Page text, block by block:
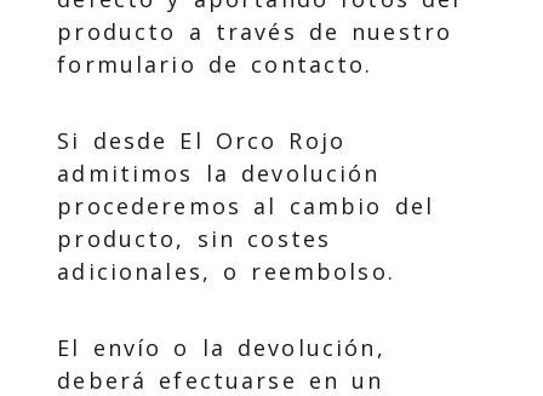
producto a través de nuestro
formulario de contacto.
Si desde El Orco Rojo
admitimos la devolución
procederemos al cambio del
producto, sin costes
adicionales, o reembolso.
El envío o la devolución,
deberá efectuarse en un